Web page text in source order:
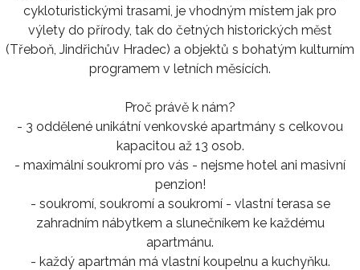
cykloturistickými trasami, je vhodným místem jak pro
výlety do přírody, tak do četných historických měst
(Třeboň, Jindřichův Hradec) a objektů s bohatým kulturním
programem v letních měsících.
Proč právě k nám?
- 3 oddělené unikátní venkovské apartmány s celkovou
kapacitou až 13 osob.
- maximální soukromí pro vás - nejsme hotel ani masivní
penzion!
- soukromí, soukromí a soukromí - vlastní terasa se
zahradním nábytkem a slunečníkem ke každému
apartmánu.
- každý apartmán má vlastní koupelnu a kuchyňku.